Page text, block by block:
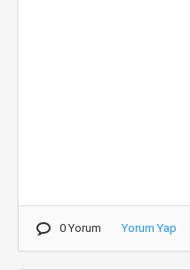
0 Yorum Yorum Yap